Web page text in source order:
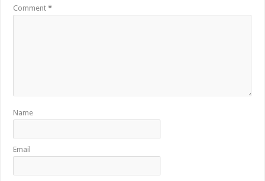
Comment*
Name
Email